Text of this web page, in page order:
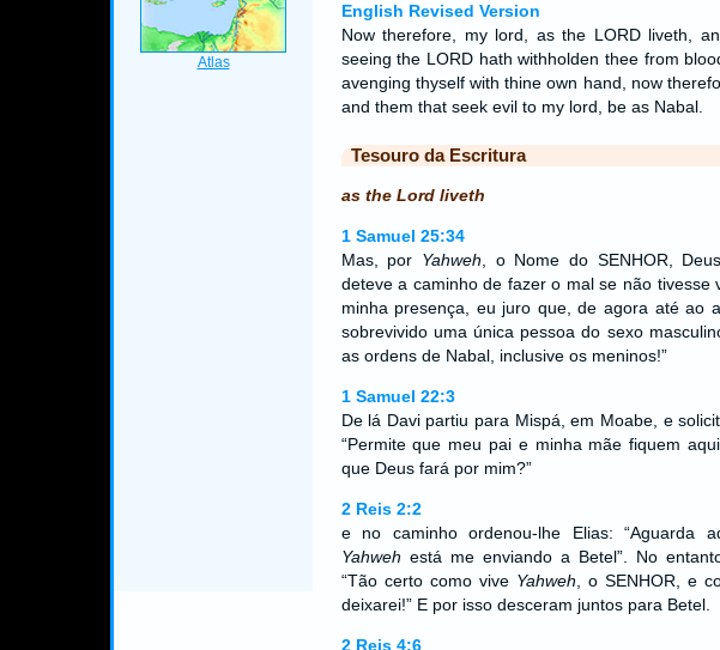
English Revised Version
Now therefore, my lord, as the LORD liveth,
seeing the LORD hath withholden thee from
avenging thyself with thine own hand, now
and them that seek evil to my lord, be as Nabal.
Tesouro da Escritura
as the Lord liveth
1 Samuel 25:34
Mas, por Yahweh , o Nome do SENHOR,
deteve a caminho de fazer o mal se não tivesse
minha presença, eu juro que, de agora até ao
sobrevivido uma única pessoa do sexo
as ordens de Nabal, inclusive os meninos!”
1 Samuel 22:3
De lá Davi partiu para Mispá, em Moabe, e
“Permite que meu pai e minha mãe fiquem
que Deus fará por mim?”
2 Reis 2:2
e no caminho ordenou-lhe Elias: “Aguarda
Yahweh está me enviando a Betel”. No
“Tão certo como vive Yahweh , o SENHOR, e
deixarei!” E por isso desceram juntos para Betel.
2 Reis 4:6